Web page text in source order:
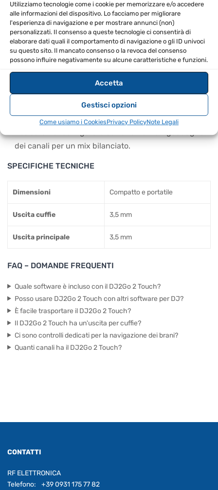
Utilizziamo tecnologie come i cookie per memorizzare e/o accedere
alle informazioni del dispositivo. Lo facciamo per migliorare
l'esperienza di navigazione e per mostrare annunci (non)
personalizzati. Il consenso a queste tecnologie ci consentirà di
elaborare dati quali il comportamento di navigazione o gli ID univoci
su questo sito. Il mancato consenso o la revoca del consenso
possono influire negativamente su alcune caratteristiche e funzioni.
Accetta
Gestisci opzioni
Come usiamo i CookiesPrivacy PolicyNote Legali
Utilizza le rotelle jog per un controllo preciso durante
lo scratch.
Esplora il catalogo musicale attraverso Serato DJ Lite
per scoprire nuovi brani.
Collega le cuffie per monitorare i brani prima di farli
partire.
dei canali per un mix bilanciato.
SPECIFICHE TECNICHE
Dimensioni Compatto e portatile
Uscita cuffie 3,5 mm
Uscita principale 3,5 mm
FAQ – DOMANDE FREQUENTI
Quale software è incluso con il DJ2Go 2 Touch?
Posso usare DJ2Go 2 Touch con altri software per DJ?
È facile trasportare il DJ2Go 2 Touch?
Il DJ2Go 2 Touch ha un'uscita per cuffie?
Ci sono controlli dedicati per la navigazione dei brani?
Quanti canali ha il DJ2Go 2 Touch?
CONTATTI
RF ELETTRONICA
Telefono:
+39 0931 175 77 82